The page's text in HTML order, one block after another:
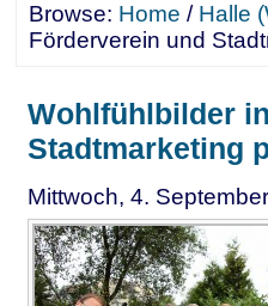
Browse: Home / Halle
Förderverein und
Wohlfühlbilder
Stadtmarketing
Mittwoch, 4.